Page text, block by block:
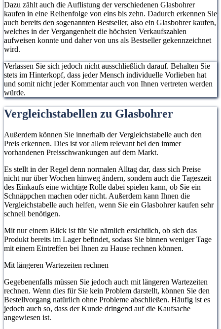
Dazu zählt auch die Auflistung der verschiedenen Glasbohrer
kaufen in eine Reihenfolge von eins bis zehn. Dadurch erkennen Sie
auch bereits den sogenannten Bestseller, also ein Glasbohrer kaufen,
welches in der Vergangenheit die höchsten Verkaufszahlen
aufweisen konnte und daher von uns als Bestseller gekennzeichnet
wird.
Verlassen Sie sich jedoch nicht ausschließlich darauf. Behalten Sie
stets im Hinterkopf, dass jeder Mensch individuelle Vorlieben hat
und somit nicht jeder Kommentar auch von Ihnen vertreten werden
würde.
Vergleichstabellen zu Glasbohrer
Außerdem können Sie innerhalb der Vergleichstabelle auch den
Preis erkennen. Dies ist vor allem relevant bei den immer
vorhandenen Preisschwankungen auf dem Markt.
Es stellt in der Regel denn normalen Alltag dar, dass sich Preise
nicht nur über Wochen hinweg ändern, sondern auch die Tageszeit
des Einkaufs eine wichtige Rolle dabei spielen kann, ob Sie ein
Schnäppchen machen oder nicht. Außerdem kann Ihnen die
Vergleichstabelle auch helfen, wenn Sie ein Glasbohrer kaufen sehr
schnell benötigen.
Mit nur einem Blick ist für Sie nämlich ersichtlich, ob sich das
Produkt bereits im Lager befindet, sodass Sie binnen weniger Tage
mit einem Eintreffen bei Ihnen zu Hause rechnen können.
Mit längeren Wartezeiten rechnen
Gegebenenfalls müssen Sie jedoch auch mit längeren Wartezeiten
rechnen. Wenn dies für Sie kein Problem darstellt, können Sie den
Bestellvorgang natürlich ohne Probleme abschließen. Häufig ist es
jedoch auch so, dass der Kunde dringend auf die Kaufsache
angewiesen ist.